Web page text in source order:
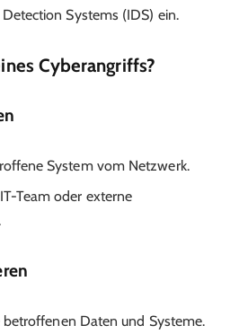
Systems (IDS) ein.
Cyberangriffs?
System vom Netzwerk.
Team oder externe
betroffenen Daten und Systeme.